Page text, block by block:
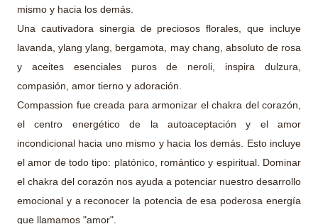
mismo y hacia los demás.
Una cautivadora sinergia de preciosos florales, que incluye
lavanda, ylang ylang, bergamota, may chang, absoluto de rosa
y aceites esenciales puros de neroli, inspira dulzura,
compasión, amor tierno y adoración.
Compassion fue creada para armonizar el chakra del corazón,
el centro energético de la autoaceptación y el amor
incondicional hacia uno mismo y hacia los demás. Esto incluye
el amor de todo tipo: platónico, romántico y espiritual. Dominar
el chakra del corazón nos ayuda a potenciar nuestro desarrollo
emocional y a reconocer la potencia de esa poderosa energía
que llamamos "amor".